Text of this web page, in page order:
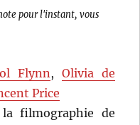
pour l'instant, vous
Flynn, Olivia de
Price
filmographie de